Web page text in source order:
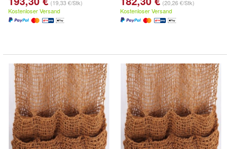
(19,33 €/Stk)
Kostenloser Versand
(20,26 €/Stk)
Kostenloser Versand